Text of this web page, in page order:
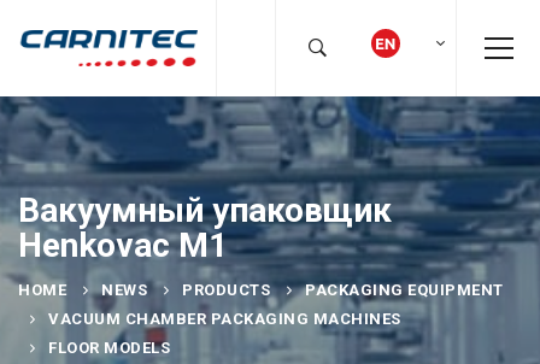
Вакуумный упаковщик
Henkovac M1
HOME NEWS PRODUCTS
PACKAGING EQUIPMENT
VACUUM CHAMBER PACKAGING MACHINES
FLOOR MODELS